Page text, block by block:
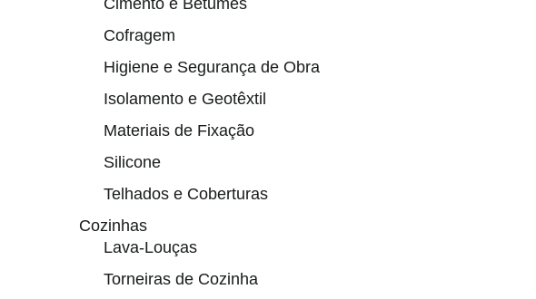
Cimento e Betumes
Cofragem
Higiene e Segurança de Obra
Isolamento e Geotêxtil
Materiais de Fixação
Silicone
Telhados e Coberturas
Cozinhas
Lava-Louças
Torneiras de Cozinha